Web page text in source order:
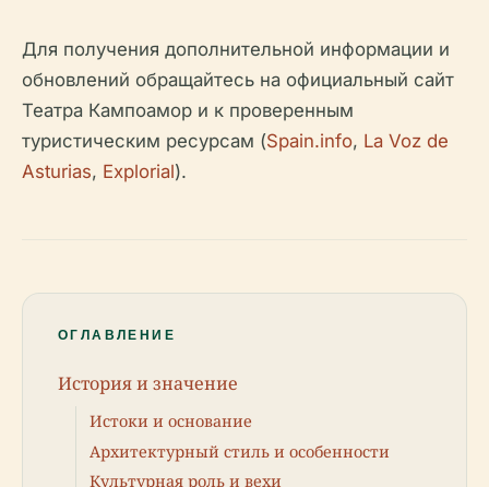
Для получения дополнительной информации и
обновлений обращайтесь на официальный сайт
Театра Кампоамор и к проверенным
туристическим ресурсам (Spain.info, La Voz de
Asturias, Explorial).
ОГЛАВЛЕНИЕ
История и значение
Истоки и основание
Архитектурный стиль и особенности
Культурная роль и вехи